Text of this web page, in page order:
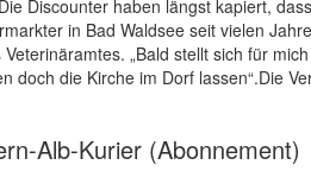
Discounter haben längst kapiert,
in Bad Waldsee seit vielen
„Bald stellt sich für
doch die Kirche im Dorf lassen“.Die
Alb-Kurier (Abonnement)